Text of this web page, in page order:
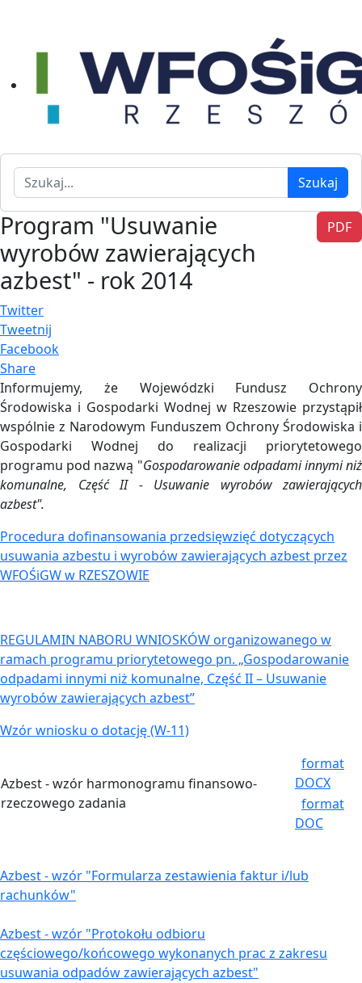
Szukaj Szukaj
PDF
Program "Usuwanie
wyrobów zawierających
azbest" - rok 2014
Twitter
Tweetnij
Facebook
Share
Informujemy, że Wojewódzki Fundusz Ochrony
Środowiska i Gospodarki Wodnej w Rzeszowie przystąpił
wspólnie z Narodowym Funduszem Ochrony Środowiska i
Gospodarki Wodnej do realizacji priorytetowego
programu pod nazwą "Gospodarowanie odpadami innymi niż
komunalne, Część II - Usuwanie wyrobów zawierających
azbest".
Procedura dofinansowania przedsięwzięć dotyczących
usuwania azbestu i wyrobów zawierających azbest przez
WFOŚiGW w RZESZOWIE
REGULAMIN NABORU WNIOSKÓW organizowanego w
ramach programu priorytetowego pn. „Gospodarowanie
odpadami innymi niż komunalne, Część II – Usuwanie
wyrobów zawierających azbest”
Wzór wniosku o dotację (W-11)
Azbest - wzór harmonogramu finansowo-
rzeczowego zadania
format
DOCX
format
DOC
Azbest - wzór "Formularza zestawienia faktur i/lub
rachunków"
Azbest - wzór "Protokołu odbioru
częściowego/końcowego wykonanych prac z zakresu
usuwania odpadów zawierających azbest"